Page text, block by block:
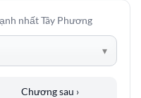
nhất Tây Phương
Chương sau ›